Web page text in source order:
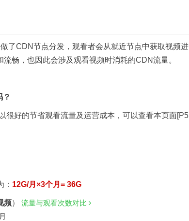
了CDN节点分发，观看者会从就近节点中获取视频进
畅，也因此会涉及观看视频时消耗的CDN流量。
？
很好的节省观看流量及运营成本，可以查看本页面[P5
： 12G/月×3个月= 36G
频） 流量与观看次数对比